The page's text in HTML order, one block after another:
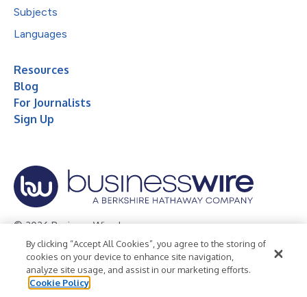
Subjects
Languages
Resources
Blog
For Journalists
Sign Up
© 2026 Business Wire, Inc.
Privacy Policy Cookie Policy
Accessibility Statement
Terms of Use
Legal
By clicking “Accept All Cookies”, you agree to the storing of
cookies on your device to enhance site navigation,
analyze site usage, and assist in our marketing efforts.
Cookie Policy